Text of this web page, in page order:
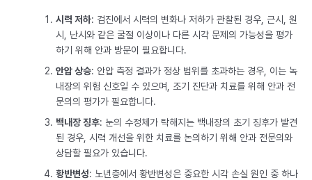
시력 저하: 검진에서 시력의 변화나 저하가 관찰된 경우, 근시, 원
시, 난시와 같은 굴절 이상이나 다른 시각 문제의 가능성을 평가
하기 위해 안과 방문이 필요합니다.
안압 상승: 안압 측정 결과가 정상 범위를 초과하는 경우, 이는 녹
내장의 위험 신호일 수 있으며, 조기 진단과 치료를 위해 안과 전
문의의 평가가 필요합니다.
백내장 징후: 눈의 수정체가 탁해지는 백내장의 초기 징후가 발견
된 경우, 시력 개선을 위한 치료를 논의하기 위해 안과 전문의와
상담할 필요가 있습니다.
황반변성: 노년층에서 황반변성은 중요한 시각 손실 원인 중 하나